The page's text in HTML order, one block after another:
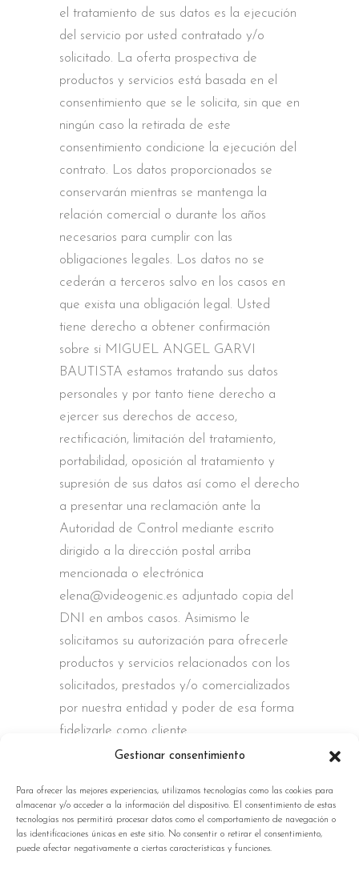
Gestionar consentimiento
Para ofrecer las mejores experiencias, utilizamos tecnologías como las cookies para
almacenar y/o acceder a la información del dispositivo. El consentimiento de estas
tecnologías nos permitirá procesar datos como el comportamiento de navegación o
las identificaciones únicas en este sitio. No consentir o retirar el consentimiento,
puede afectar negativamente a ciertas características y funciones.
el tratamiento de sus datos es la ejecución
del servicio por usted contratado y/o
solicitado. La oferta prospectiva de
productos y servicios está basada en el
consentimiento que se le solicita, sin que en
ningún caso la retirada de este
consentimiento condicione la ejecución del
contrato. Los datos proporcionados se
conservarán mientras se mantenga la
relación comercial o durante los años
necesarios para cumplir con las
obligaciones legales. Los datos no se
cederán a terceros salvo en los casos en
que exista una obligación legal. Usted
tiene derecho a obtener confirmación
sobre si MIGUEL ANGEL GARVI
BAUTISTA estamos tratando sus datos
personales y por tanto tiene derecho a
ejercer sus derechos de acceso,
rectificación, limitación del tratamiento,
portabilidad, oposición al tratamiento y
supresión de sus datos así como el derecho
a presentar una reclamación ante la
Autoridad de Control mediante escrito
dirigido a la dirección postal arriba
mencionada o electrónica
elena@videogenic.es adjuntado copia del
DNI en ambos casos. Asimismo le
solicitamos su autorización para ofrecerle
productos y servicios relacionados con los
solicitados, prestados y/o comercializados
por nuestra entidad y poder de esa forma
fidelizarle como cliente.